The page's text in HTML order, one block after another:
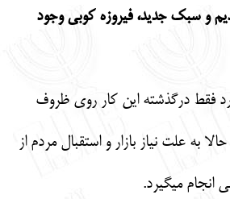
و سبك جديد، فيروزه ‏كوبي وجود
فقط درگذشته اين كار روي ظروف
به علت نياز بازار و استقبال مردم از
مي‏گيرد.